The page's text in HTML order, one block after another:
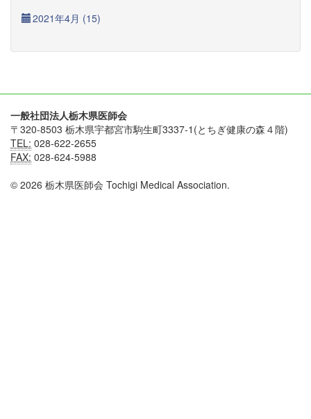
2021年4月 (15)
一般社団法人栃木県医師会
〒320-8503 栃木県宇都宮市駒生町3337-1(とちぎ健康の森４階)
TEL: 028-622-2655
FAX: 028-624-5988
© 2026 栃木県医師会 Tochigi Medical Association.